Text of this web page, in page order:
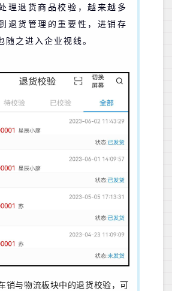
理退货商品校验，越来越多
退货管理的重要性，进销存
随之进入企业视线。
销与物流板块中的退货校验，可